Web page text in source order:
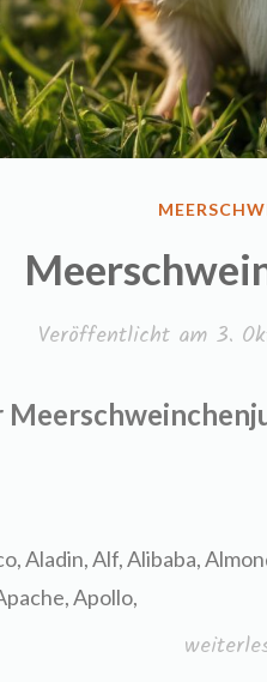
Veröffentlicht am 3.
Aladin, Alf, Alibaba,
Apollo,